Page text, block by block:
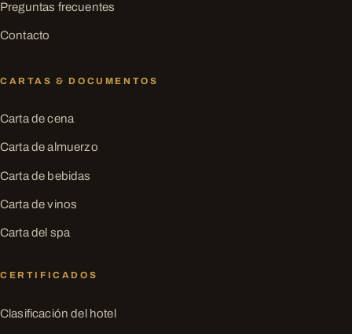
Preguntas frecuentes
Contacto
CARTAS & DOCUMENTOS
Carta de cena
Carta de almuerzo
Carta de bebidas
Carta de vinos
Carta del spa
CERTIFICADOS
Clasificación del hotel